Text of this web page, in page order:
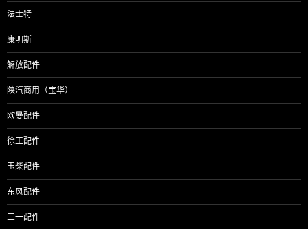
法士特
康明斯
解放配件
陕汽商用（宝华）
欧曼配件
徐工配件
玉柴配件
东风配件
三一配件